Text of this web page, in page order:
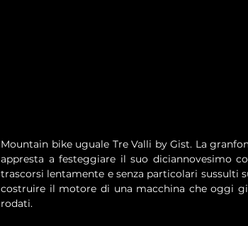
Mountain bike uguale Tre Valli by Gist. La
appresta a festeggiare il suo diciannovesimo
trascorsi lentamente e senza particolari
costruire il motore di una macchina che oggi
rodati.